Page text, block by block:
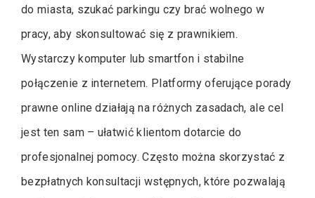
do miasta, szukać parkingu czy brać wolnego w
pracy, aby skonsultować się z prawnikiem.
Wystarczy komputer lub smartfon i stabilne
połączenie z internetem. Platformy oferujące porady
prawne online działają na różnych zasadach, ale cel
jest ten sam – ułatwić klientom dotarcie do
profesjonalnej pomocy. Często można skorzystać z
bezpłatnych konsultacji wstępnych, które pozwalają